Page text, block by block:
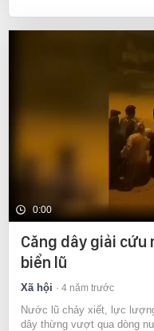
0:00
Căng dây giải
biển lũ
Xã hội 4 năm trước
Nước lũ chảy xiết, lực
dây thừng vượt qua dòng